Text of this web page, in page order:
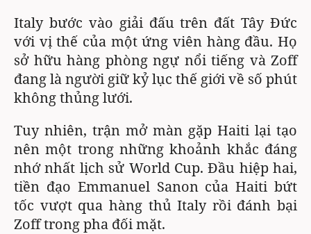
Italy bước vào giải đấu trên đất Tây Đức
với vị thế của một ứng viên hàng đầu. Họ
sở hữu hàng phòng ngự nổi tiếng và Zoff
đang là người giữ kỷ lục thế giới về số phút
không thủng lưới.
Tuy nhiên, trận mở màn gặp Haiti lại tạo
nên một trong những khoảnh khắc đáng
nhớ nhất lịch sử World Cup. Đầu hiệp hai,
tiền đạo Emmanuel Sanon của Haiti bứt
tốc vượt qua hàng thủ Italy rồi đánh bại
Zoff trong pha đối mặt.